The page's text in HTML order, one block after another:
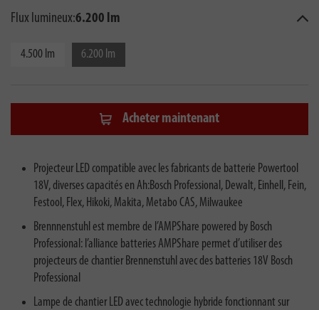
Flux lumineux:6.200 lm
4.500 lm 6.200 lm
Acheter maintenant
Projecteur LED compatible avec les fabricants de batterie Powertool
18V, diverses capacités en Ah:Bosch Professional, Dewalt, Einhell, Fein,
Festool, Flex, Hikoki, Makita, Metabo CAS, Milwaukee
Brennnenstuhl est membre de l’AMPShare powered by Bosch
Professional: l’alliance batteries AMPShare permet d’utiliser des
projecteurs de chantier Brennenstuhl avec des batteries 18V Bosch
Professional
Lampe de chantier LED avec technologie hybride fonctionnant sur